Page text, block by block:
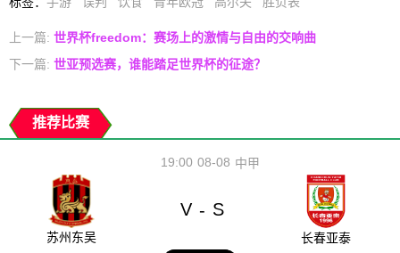
上一篇: 世界杯freedom：赛场上的激情与自由的交响曲
下一篇: 世亚预选赛，谁能踏足世界杯的征途？
推荐比赛
08-08
19:00 中甲
苏州东吴
V - S
长春亚泰